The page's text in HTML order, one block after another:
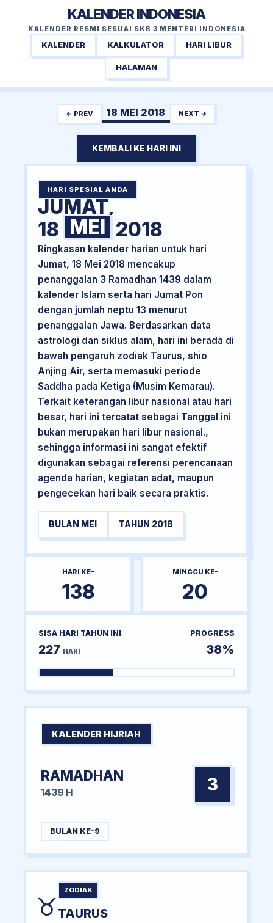
KALENDER INDONESIA
KALENDER RESMI SESUAI SKB 3 MENTERI INDONESIA
KALENDER KALKULATOR HARI LIBUR
HALAMAN
← PREV 18 MEI 2018 NEXT →
KEMBALI KE HARI INI
HARI SPESIAL ANDA
JUMAT,
18 MEI 2018
Ringkasan kalender harian untuk hari
Jumat, 18 Mei 2018 mencakup
penanggalan 3 Ramadhan 1439 dalam
kalender Islam serta hari Jumat Pon
dengan jumlah neptu 13 menurut
penanggalan Jawa. Berdasarkan data
astrologi dan siklus alam, hari ini berada di
bawah pengaruh zodiak Taurus, shio
Anjing Air, serta memasuki periode
Saddha pada Ketiga (Musim Kemarau).
Terkait keterangan libur nasional atau hari
besar, hari ini tercatat sebagai Tanggal ini
bukan merupakan hari libur nasional.,
sehingga informasi ini sangat efektif
digunakan sebagai referensi perencanaan
agenda harian, kegiatan adat, maupun
pengecekan hari baik secara praktis.
BULAN MEI TAHUN 2018
HARI KE-
138
MINGGU KE-
20
SISA HARI TAHUN INI
227 HARI
PROGRESS
38%
KALENDER HIJRIAH
RAMADHAN
1439 H 3
BULAN KE-9
♉
ZODIAK
TAURUS